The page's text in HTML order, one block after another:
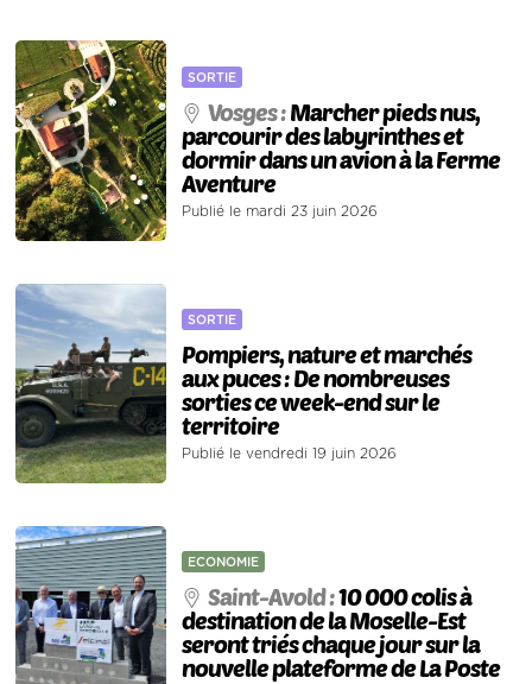
SORTIE
Vosges :Marcher pieds nus,
parcourir des labyrinthes et
dormir dans un avion à la Ferme
Aventure
Publié le mardi 23 juin 2026
SORTIE
Pompiers, nature et marchés
aux puces : De nombreuses
sorties ce week-end sur le
territoire
Publié le vendredi 19 juin 2026
ECONOMIE
Saint-Avold :10 000 colis à
destination de la Moselle-Est
seront triés chaque jour sur la
nouvelle plateforme de La Poste